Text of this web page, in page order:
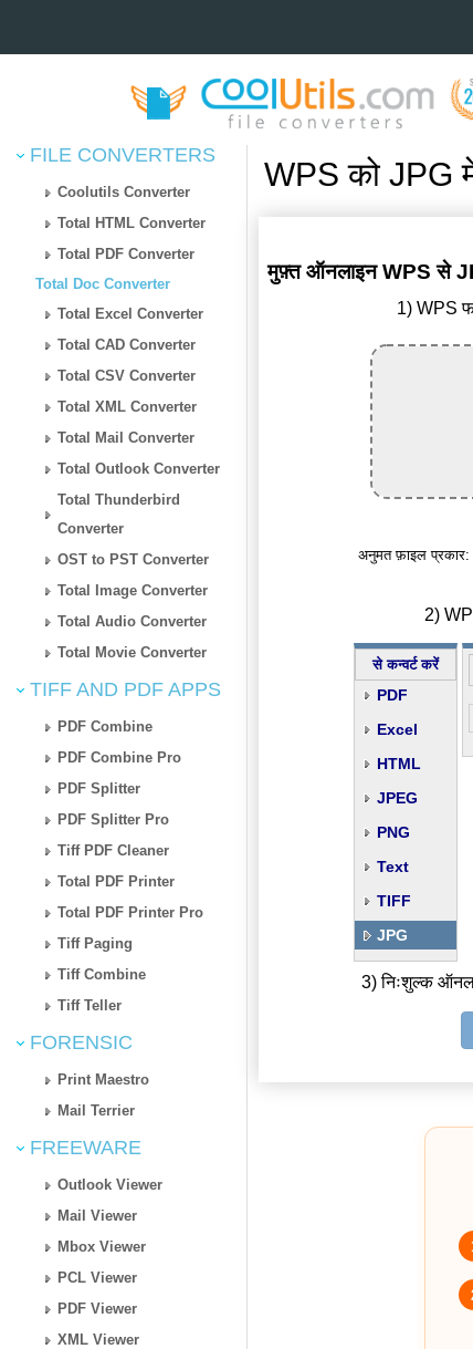
FILE CONVERTERS
Coolutils Converter
Total HTML Converter
Total PDF Converter
Total Doc Converter
Total Excel Converter
Total CAD Converter
Total CSV Converter
Total XML Converter
Total Mail Converter
Total Outlook Converter
Total Thunderbird
Converter
OST to PST Converter
Total Image Converter
Total Audio Converter
Total Movie Converter
TIFF AND PDF APPS
PDF Combine
PDF Combine Pro
PDF Splitter
PDF Splitter Pro
Tiff PDF Cleaner
Total PDF Printer
Total PDF Printer Pro
Tiff Paging
Tiff Combine
Tiff Teller
FORENSIC
Print Maestro
Mail Terrier
FREEWARE
Outlook Viewer
Mail Viewer
Mbox Viewer
PCL Viewer
PDF Viewer
XML Viewer
WPS को JPG
मुफ़्त ऑनलाइन WPS से
1) WPS
अनुमत फ़ाइल
2)
से कन्वर्ट करें
PDF
Excel
HTML
JPEG
PNG
Text
TIFF
JPG
3) निःशुल्क